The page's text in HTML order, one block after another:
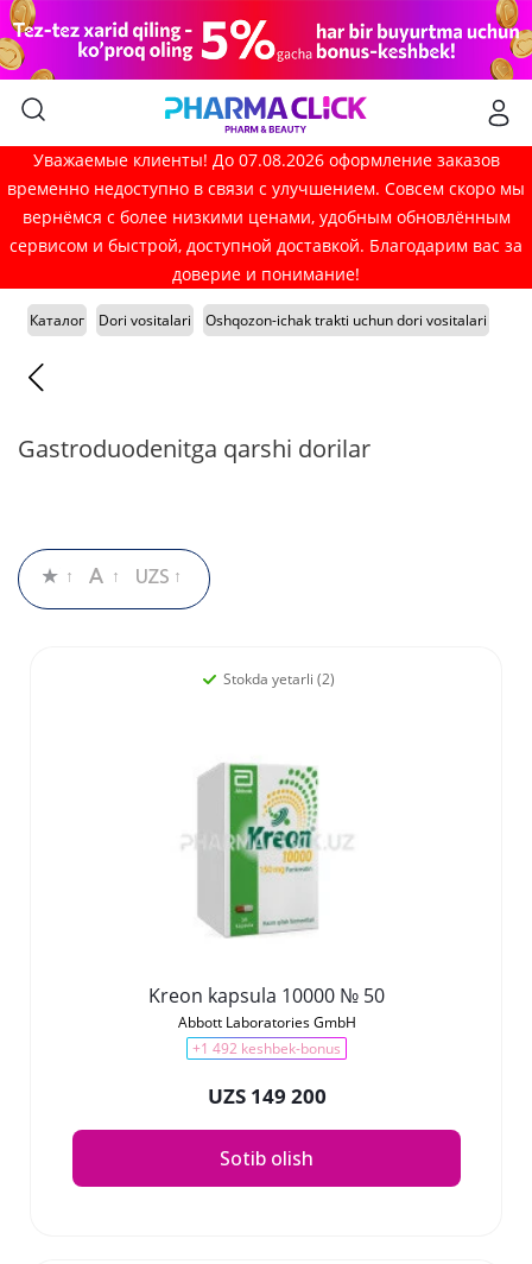
Уважаемые клиенты! До 07.08.2026 оформление заказов
временно недоступно в связи с улучшением. Совсем скоро мы
вернёмся с более низкими ценами, удобным обновлённым
сервисом и быстрой, доступной доставкой. Благодарим вас за
доверие и понимание!
Каталог Dori vositalari Oshqozon-ichak trakti uchun dori vositalari
Gastroduodenitga qarshi dorilar
Stokda yetarli (2)
Kreon kapsula 10000 № 50
Abbott Laboratories GmbH
+1 492 keshbek-bonus
UZS 149 200
Sotib olish